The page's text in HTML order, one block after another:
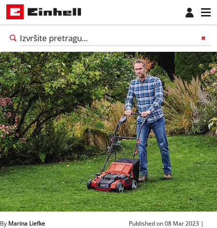
BiH
BSBiH
By Marina Liefke
Published on 08 Mar 2023 |